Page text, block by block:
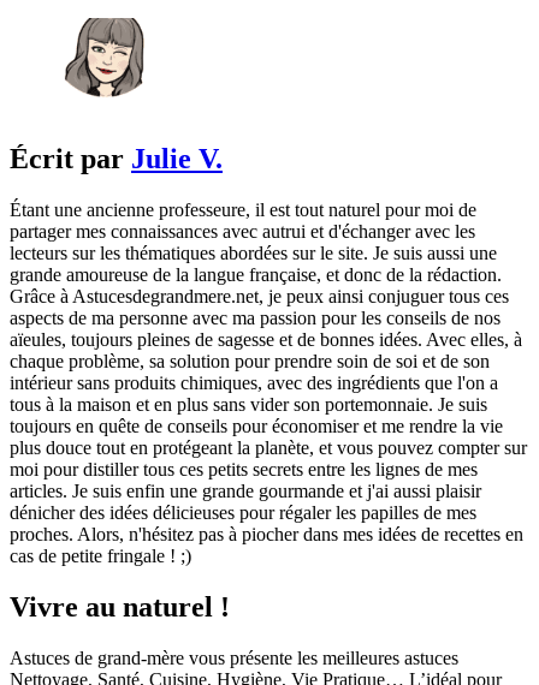
Écrit par Julie V.
Étant une ancienne professeure, il est tout naturel pour moi de
partager mes connaissances avec autrui et d'échanger avec les
lecteurs sur les thématiques abordées sur le site. Je suis aussi une
grande amoureuse de la langue française, et donc de la rédaction.
Grâce à Astucesdegrandmere.net, je peux ainsi conjuguer tous ces
aspects de ma personne avec ma passion pour les conseils de nos
aïeules, toujours pleines de sagesse et de bonnes idées. Avec elles, à
chaque problème, sa solution pour prendre soin de soi et de son
intérieur sans produits chimiques, avec des ingrédients que l'on a
tous à la maison et en plus sans vider son portemonnaie. Je suis
toujours en quête de conseils pour économiser et me rendre la vie
plus douce tout en protégeant la planète, et vous pouvez compter sur
moi pour distiller tous ces petits secrets entre les lignes de mes
articles. Je suis enfin une grande gourmande et j'ai aussi plaisir
dénicher des idées délicieuses pour régaler les papilles de mes
proches. Alors, n'hésitez pas à piocher dans mes idées de recettes en
cas de petite fringale ! ;)
Vivre au naturel !
Astuces de grand-mère vous présente les meilleures astuces
Nettoyage, Santé, Cuisine, Hygiène, Vie Pratique… L’idéal pour